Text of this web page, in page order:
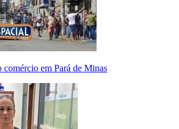
comércio em Pará de Minas